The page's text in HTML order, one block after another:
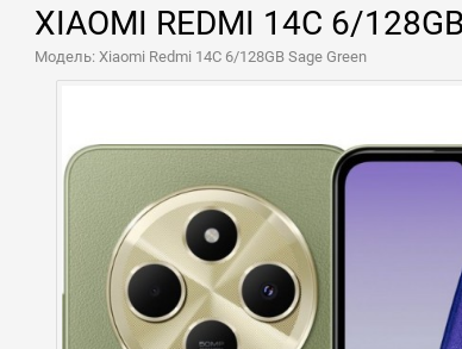
XIAOMI REDMI 14C 6/
Модель: Xiaomi Redmi 14C 6/128GB Sage Green